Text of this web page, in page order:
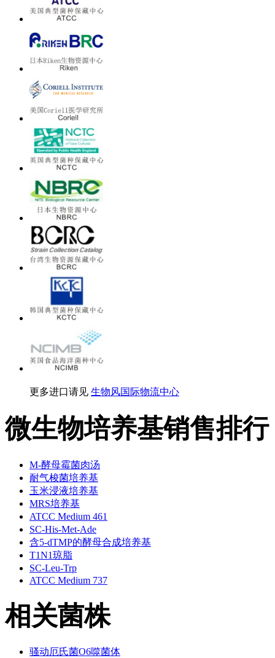
更多进口请见 生物风国际物流中心
微生物培养基销售排行
M-酵母霉菌肉汤
耐气梭菌培养基
玉米浸液培养基
MRS培养基
ATCC Medium 461
SC-His-Met-Ade
含5-dTMP的酵母合成培养基
T1N1琼脂
SC-Leu-Trp
ATCC Medium 737
相关菌株
骚动厄氏菌O6噬菌体